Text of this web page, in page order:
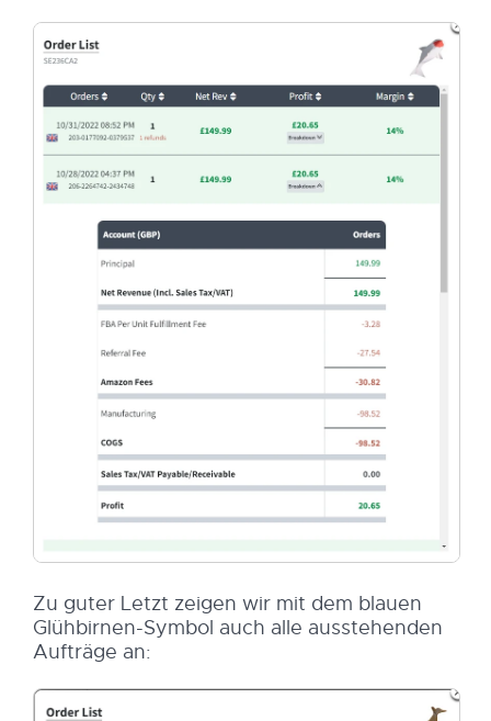
Zu guter Letzt zeigen wir mit dem blauen
Glühbirnen-Symbol auch alle ausstehenden
Aufträge an: